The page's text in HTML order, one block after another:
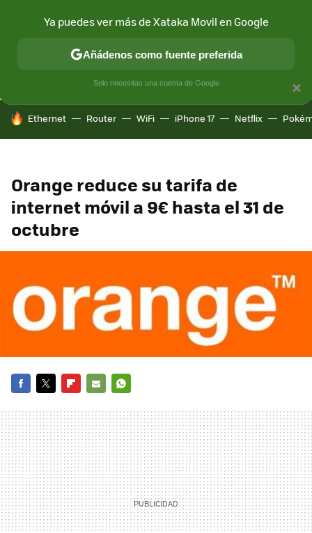
CONECTIVIDAD MÓVIL Y SOCIEDAD APLICACIONES
HOY SE HABLA DE
Ethernet Router WiFi iPhone 17 Netflix
Orange reduce su tarifa de
internet móvil a 9€ hasta el 31 de
octubre
MAIL
×
Ya puedes ver más de Xataka Movil en Google
Añádenos como fuente preferida
Solo necesitas una cuenta de Google